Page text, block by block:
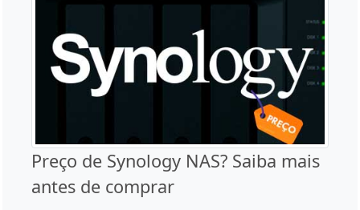
Preço de Synology NAS? Saiba mais
antes de comprar